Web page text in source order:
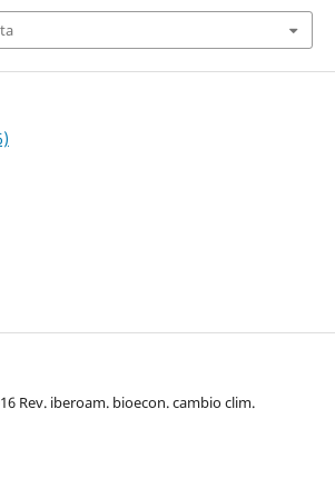
Rev. iberoam. bioecon. cambio clim.